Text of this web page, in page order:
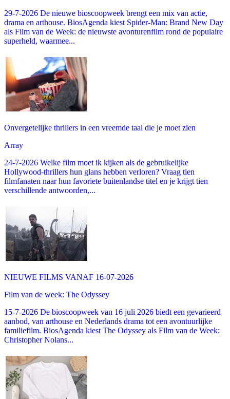
29-7-2026 De nieuwe bioscoopweek brengt een mix van actie,
drama en arthouse. BiosAgenda kiest Spider-Man: Brand New Day
als Film van de Week: de nieuwste avonturenfilm rond de populaire
superheld, waarmee...
Onvergetelijke thrillers in een vreemde taal die je moet zien
Array
24-7-2026 Welke film moet ik kijken als de gebruikelijke
Hollywood-thrillers hun glans hebben verloren? Vraag tien
filmfanaten naar hun favoriete buitenlandse titel en je krijgt tien
verschillende antwoorden,...
NIEUWE FILMS VANAF 16-07-2026
Film van de week: The Odyssey
15-7-2026 De bioscoopweek van 16 juli 2026 biedt een gevarieerd
aanbod, van arthouse en Nederlands drama tot een avontuurlijke
familiefilm. BiosAgenda kiest The Odyssey als Film van de Week:
Christopher Nolans...